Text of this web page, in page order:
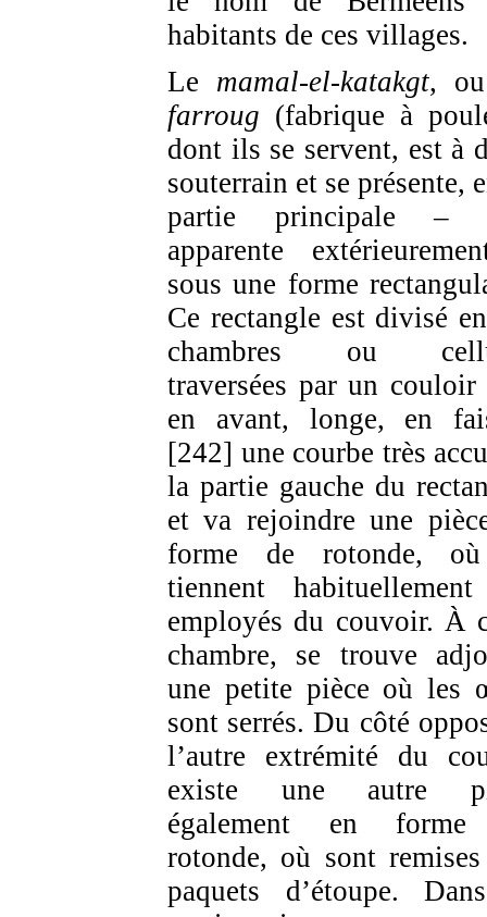
habitants de ces villages.
Le mamal-el-katakgt,
farroug (fabrique à
dont ils se servent, est à
souterrain et se présente,
partie principale –
apparente
sous une forme
Ce rectangle est divisé
chambres ou
traversées par un couloir
en avant, longe, en
[242] une courbe très
la partie gauche du
et va rejoindre une
forme de rotonde,
tiennent
employés du couvoir. À
chambre, se trouve
une petite pièce où les
sont serrés. Du côté
l’autre extrémité du
existe une autre
également en
rotonde, où sont remises
paquets d’étoupe.